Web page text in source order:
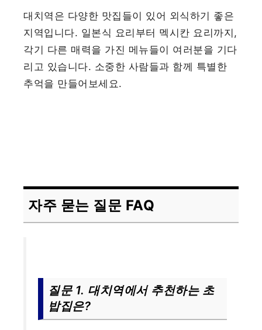
대치역은 다양한 맛집들이 있어 외식하기 좋은
지역입니다. 일본식 요리부터 멕시칸 요리까지,
각기 다른 매력을 가진 메뉴들이 여러분을 기다
리고 있습니다. 소중한 사람들과 함께 특별한
추억을 만들어보세요.
자주 묻는 질문 FAQ
질문 1. 대치역에서 추천하는 초
밥집은?